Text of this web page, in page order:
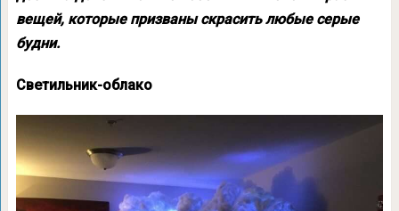
вещей, которые призваны скрасить любые серые
будни.
Светильник-облако